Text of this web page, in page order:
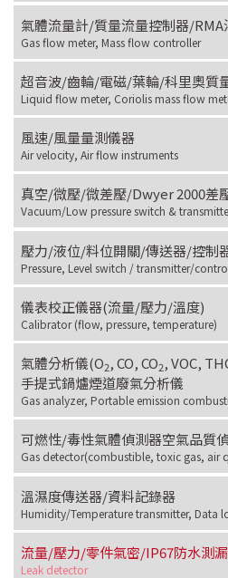
氣體流量計/質量流量控制器/RMA
Gas flow meter, Mass flow controller
超音波/齒輪/電磁/葉輪/科里奧質
Liquid flow meter, Coriolis mass flow
風速/風量量測儀器
Air velocity, Air flow instruments
真空/微壓/微差壓/Dwyer 2000差
Vacuum/Low pressure switch &
壓力/液位/料位開關/傳送器/控制
Pressure, Level switch / transmitter/
儀表校正儀器(流量/壓力/溫度)
Calibrator (flow, pressure, temperature)
氣體分析儀(O2, CO, CO2, VOC,
手提式鍋爐煙道廢氣分析儀
Gas analyzer, Portable emission
可燃性/毒性氣體偵測器空氣品質
Gas detector(combustible, toxic gas, air
溫濕度傳送器/資料記錄器
Humidity/Temperature transmitter, Data
流量/壓力/零件氣密/IP67防水測
Leak detector